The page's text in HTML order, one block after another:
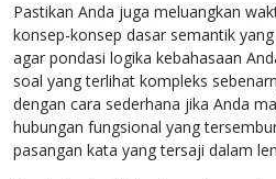
Pastikan Anda juga meluangkan
konsep-konsep dasar semantik
agar pondasi logika kebahasaan
soal yang terlihat kompleks
dengan cara sederhana jika Anda
hubungan fungsional yang
pasangan kata yang tersaji dalam